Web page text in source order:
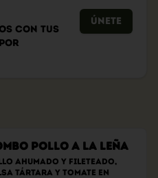
con tus
Únete
Pollo a la Leña
ahumado y fileteado,
tártara y tomate en